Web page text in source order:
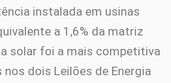
instalada em usinas
a 1,6% da matriz
solar foi a mais competitiva
dois Leilões de Energia